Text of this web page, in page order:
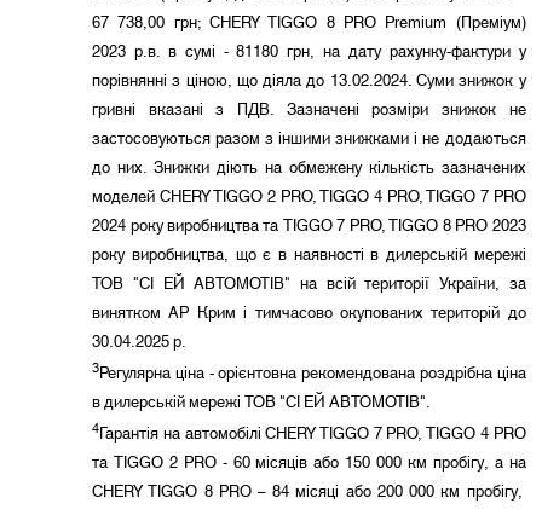
67 738,00 грн; CHERY TIGGO 8 PRO Premium (Преміум)
2023 р.в. в сумі - 81180 грн, на дату рахунку-фактури у
порівнянні з ціною, що діяла до 13.02.2024. Суми знижок у
гривні вказані з ПДВ. Зазначені розміри знижок не
застосовуються разом з іншими знижками і не додаються
до них. Знижки діють на обмежену кількість зазначених
моделей CHERY TIGGO 2 PRO, TIGGO 4 PRO, TIGGO 7 PRO
2024 року виробництва та TIGGO 7 PRO, TIGGO 8 PRO 2023
року виробництва, що є в наявності в дилерській мережі
ТОВ "СІ ЕЙ АВТОМОТІВ" на всій території України, за
винятком АР Крим і тимчасово окупованих територій до
30.04.2025 р.
3Регулярна ціна - орієнтовна рекомендована роздрібна ціна
в дилерській мережі ТОВ "СІ ЕЙ АВТОМОТІВ".
4Гарантія на автомобілі CHERY TIGGO 7 PRO, TIGGO 4 PRO
та TIGGO 2 PRO - 60 місяців або 150 000 км пробігу, а на
CHERY TIGGO 8 PRO – 84 місяці або 200 000 км пробігу,